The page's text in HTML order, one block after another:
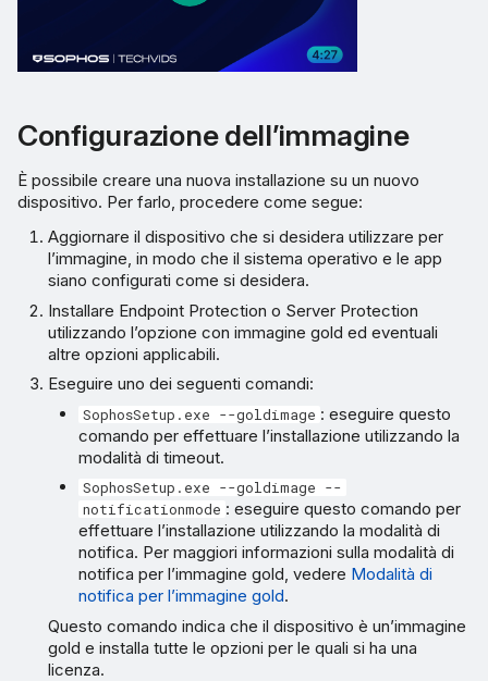
Configurazione dell’immagine
È possibile creare una nuova installazione su un nuovo
dispositivo. Per farlo, procedere come segue:
Aggiornare il dispositivo che si desidera utilizzare per
l’immagine, in modo che il sistema operativo e le app
siano configurati come si desidera.
Installare Endpoint Protection o Server Protection
utilizzando l’opzione con immagine gold ed eventuali
altre opzioni applicabili.
Eseguire uno dei seguenti comandi:
SophosSetup.exe --goldimage : eseguire questo
comando per effettuare l’installazione utilizzando la
modalità di timeout.
SophosSetup.exe --goldimage --
notificationmode : eseguire questo comando per
effettuare l’installazione utilizzando la modalità di
notifica. Per maggiori informazioni sulla modalità di
notifica per l’immagine gold, vedere Modalità di
notifica per l’immagine gold.
Questo comando indica che il dispositivo è un’immagine
gold e installa tutte le opzioni per le quali si ha una
licenza.